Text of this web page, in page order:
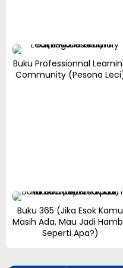
Buku Professionnal
Community (Pesona
Buku 365 (Jika Esok Kamu
Masih Ada, Mau Jadi
Seperti Apa?)